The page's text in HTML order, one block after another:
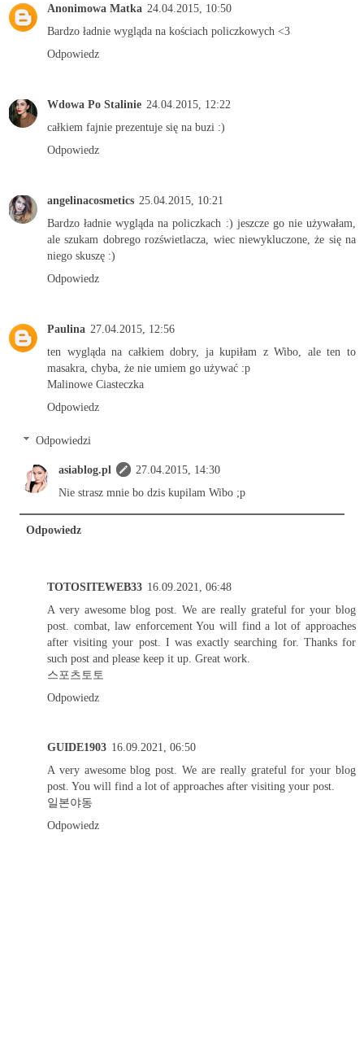
Anonimowa Matka 24.04.2015, 10:50
Bardzo ładnie wygląda na kościach policzkowych <3
Odpowiedz
Wdowa Po Stalinie 24.04.2015, 12:22
całkiem fajnie prezentuje się na buzi :)
Odpowiedz
angelinacosmetics 25.04.2015, 10:21
Bardzo ładnie wygląda na policzkach :) jeszcze go nie używałam,
ale szukam dobrego rozświetlacza, wiec niewykluczone, że się na
niego skuszę :)
Odpowiedz
Paulina 27.04.2015, 12:56
ten wygląda na całkiem dobry, ja kupiłam z Wibo, ale ten to
masakra, chyba, że nie umiem go używać :p
Malinowe Ciasteczka
Odpowiedz
Odpowiedzi
asiablog.pl
27.04.2015, 14:30
Nie strasz mnie bo dzis kupilam Wibo ;p
Odpowiedz
TOTOSITEWEB33 16.09.2021, 06:48
A very awesome blog post. We are really grateful for your blog
post. combat, law enforcement You will find a lot of approaches
after visiting your post. I was exactly searching for. Thanks for
such post and please keep it up. Great work.
스포츠토토
Odpowiedz
GUIDE1903 16.09.2021, 06:50
A very awesome blog post. We are really grateful for your blog
post. You will find a lot of approaches after visiting your post.
일본야동
Odpowiedz